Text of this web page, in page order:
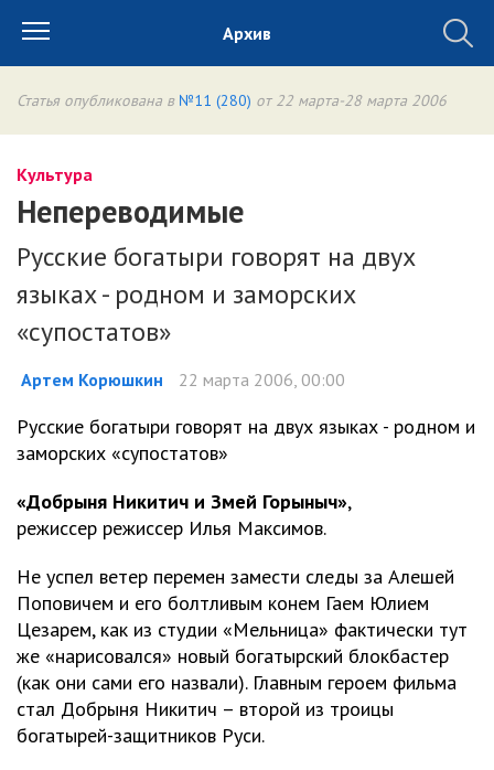
Архив
Статья опубликована в №11 (280) от 22 марта-28 марта 2006
Культура
Непереводимые
Русские богатыри говорят на двух
языках - родном и заморских
«супостатов»
Артем Корюшкин 22 марта 2006, 00:00
Русские богатыри говорят на двух языках - родном и
заморских «супостатов»
«Добрыня Никитич и Змей Горыныч»,
режиссер режиссер Илья Максимов.
Не успел ветер перемен замести следы за Алешей
Поповичем и его болтливым конем Гаем Юлием
Цезарем, как из студии «Мельница» фактически тут
же «нарисовался» новый богатырский блокбастер
(как они сами его назвали). Главным героем фильма
стал Добрыня Никитич – второй из троицы
богатырей-защитников Руси.